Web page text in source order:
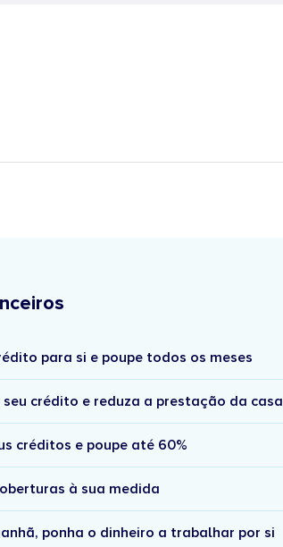
para si e poupe todos os meses
crédito e reduza a prestação da casa
créditos e poupe até 60%
à sua medida
ponha o dinheiro a trabalhar por si